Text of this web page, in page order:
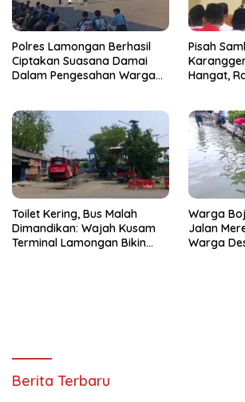
Polres Lamongan Berhasil
Ciptakan Suasana Damai
Dalam Pengesahan Warga
Pisah
Hangat,
Toilet Kering, Bus Malah
Dimandikan: Wajah Kusam
Terminal Lamongan Bikin
Warga
Jalan
Warga
Berita Terbaru